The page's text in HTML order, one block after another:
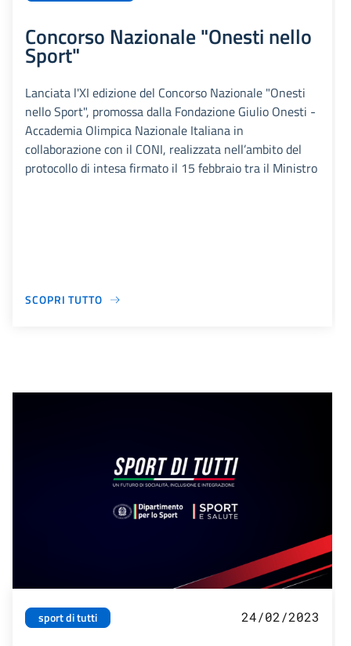
Concorso Nazionale "Onesti nello
Sport"
Lanciata l'XI edizione del Concorso Nazionale "Onesti
nello Sport", promossa dalla Fondazione Giulio Onesti -
Accademia Olimpica Nazionale Italiana in
collaborazione con il CONI, realizzata nell’ambito del
protocollo di intesa firmato il 15 febbraio tra il Ministro
SCOPRI TUTTO
sport di tutti 24/02/2023